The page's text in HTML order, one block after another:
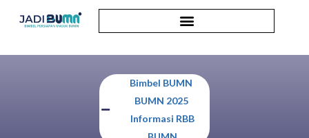
Bimbel BUMN
BUMN 2025,
Informasi RBB